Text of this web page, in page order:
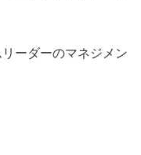
ーダーのマネジメン